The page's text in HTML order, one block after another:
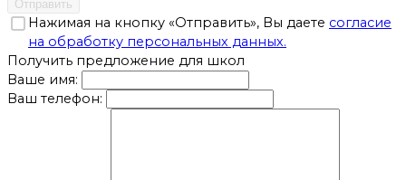
Отправить
Нажимая на кнопку «Отправить», Вы даете согласие
на обработку персональных данных.
Получить предложение для школ
Ваше имя:
Ваш телефон: